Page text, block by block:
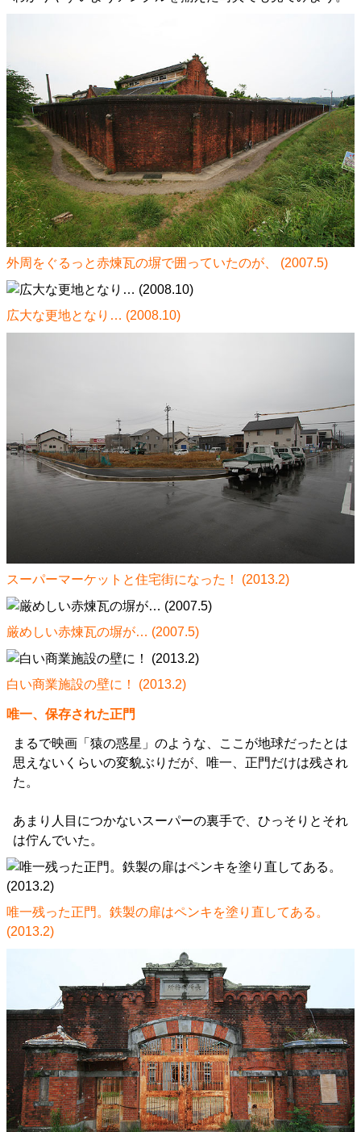
外周をぐるっと赤煉瓦の塀で囲っていたのが、 (2007.5)
広大な更地となり… (2008.10)
スーパーマーケットと住宅街になった！ (2013.2)
厳めしい赤煉瓦の塀が… (2007.5)
白い商業施設の壁に！ (2013.2)
唯一、保存された正門
まるで映画「猿の惑星」のような、ここが地球だったとは
思えないくらいの変貌ぶりだが、唯一、正門だけは残され
た。
あまり人目につかないスーパーの裏手で、ひっそりとそれ
は佇んでいた。
唯一残った正門。鉄製の扉はペンキを塗り直してある。
(2013.2)